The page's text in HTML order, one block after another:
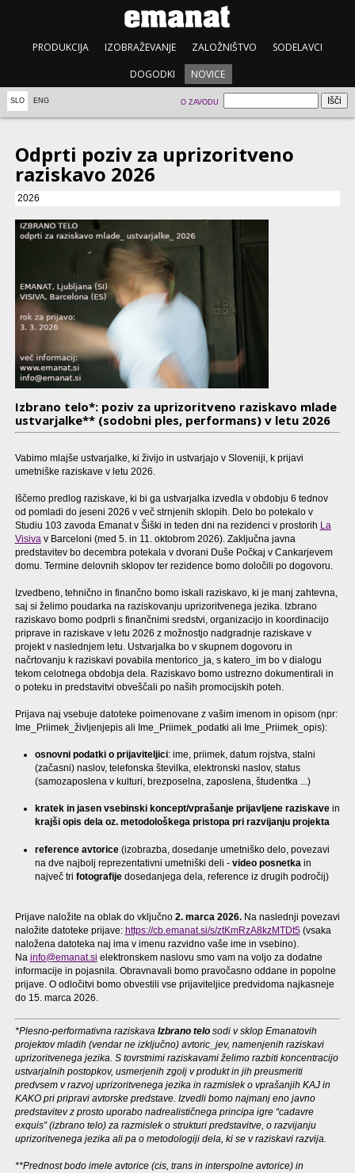
PRODUKCIJA IZOBRAŽEVANJE ZALOŽNIŠTVO SODELAVCI
DOGODKI NOVICE
SLO ENG O ZAVODU
Odprti poziv za uprizoritveno
raziskavo 2026
2026
Izbrano telo*: poziv za uprizoritveno raziskavo mlade
ustvarjalke** (sodobni ples, performans) v letu 2026
Vabimo mlajše ustvarjalke, ki živijo in ustvarjajo v Sloveniji, k prijavi
umetniške raziskave v letu 2026.
Iščemo predlog raziskave, ki bi ga ustvarjalka izvedla v obdobju 6 tednov
od pomladi do jeseni 2026 v več strnjenih sklopih. Delo bo potekalo v
Studiu 103 zavoda Emanat v Šiški in teden dni na rezidenci v prostorih La
Visivav Barceloni (med 5. in 11. oktobrom 2026). Zaključna javna
predstavitev bo decembra potekala v dvorani Duše Počkaj v Cankarjevem
domu. Termine delovnih sklopov ter rezidence bomo določili po dogovoru.
Izvedbeno, tehnično in finančno bomo iskali raziskavo, ki je manj zahtevna,
saj si želimo poudarka na raziskovanju uprizoritvenega jezika. Izbrano
raziskavo bomo podprli s finančnimi sredstvi, organizacijo in koordinacijo
priprave in raziskave v letu 2026 z možnostjo nadgradnje raziskave v
projekt v naslednjem letu. Ustvarjalka bo v skupnem dogovoru in
načrtovanju k raziskavi povabila mentorico_ja, s katero_im bo v dialogu
tekom celotnega obdobja dela. Raziskavo bomo ustrezno dokumentirali in
o poteku in predstavitvi obveščali po naših promocijskih poteh.
Prijava naj vsebuje datoteke poimenovane z vašim imenom in opisom (npr:
Ime_Priimek_življenjepis ali Ime_Priimek_podatki ali Ime_Priimek_opis):
osnovni podatki o prijaviteljici: ime, priimek, datum rojstva, stalni
(začasni) naslov, telefonska številka, elektronski naslov, status
(samozaposlena v kulturi, brezposelna, zaposlena, študentka ...)
kratek in jasen vsebinski koncept/vprašanje prijavljene raziskave in
krajši opis dela oz.metodološkegapristopa pri razvijanju projekta
reference avtorice (izobrazba, dosedanje umetniško delo, povezavi
na dve najbolj reprezentativni umetniški deli -video posnetka in
največ trifotografije dosedanjega dela, reference iz drugih področij)
Prijave naložite na oblak do vključno 2. marca 2026.Na naslednji povezavi
naložite datoteke prijave: https://cb.emanat.si/s/ztKmRzA8kzMTDt5(vsaka
naložena datoteka naj ima v imenu razvidno vaše ime in vsebino).
Na info@emanat.si elektronskem naslovu smo vam na voljo za dodatne
informacije in pojasnila. Obravnavali bomo pravočasno oddane in popolne
prijave. O odločitvi bomo obvestili vse prijaviteljice predvidoma najkasneje
do 15. marca 2026.
*Plesno-performativna raziskava Izbrano telo sodi v sklop Emanatovih
projektov mladih (vendar ne izključno) avtoric_jev, namenjenih raziskavi
uprizoritvenega jezika. S tovrstnimi raziskavami želimo razbiti koncentracijo
ustvarjalnih postopkov, usmerjenih zgolj v produkt in jih preusmeriti
predvsem v razvoj uprizoritvenega jezika in razmislek o vprašanjih KAJ in
KAKO pri pripravi avtorske predstave. Izvedli bomo najmanj eno javno
predstavitev z prosto uporabo nadrealističnega principa igre “cadavre
exquis” (izbrano telo) za razmislek o strukturi predstavitve, o razvijanju
uprizoritvenega jezika ali pa o metodologiji dela, ki se v raziskavi razvija.
**Prednost bodo imele avtorice (cis, trans in interspolne avtorice) in